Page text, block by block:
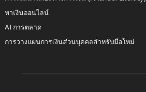
หาเงินออนไลน์
AI การตลาด
การวางแผนการเงินส่วนบุคคลสำหรับมือใหม่